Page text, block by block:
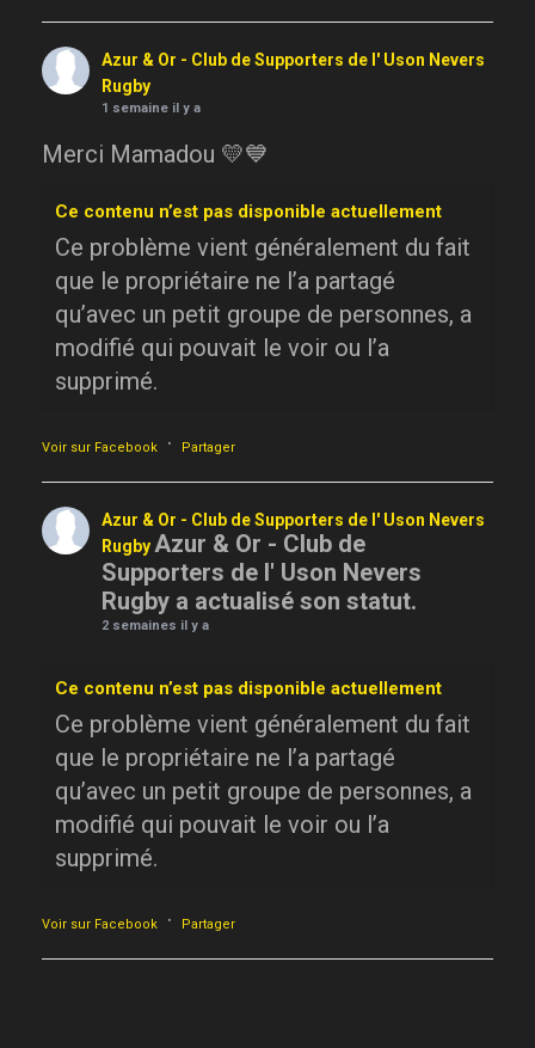
Azur & Or - Club de Supporters de l' Uson Nevers
Rugby
1 semaine il y a
Merci Mamadou 💛💙
Ce contenu n’est pas disponible actuellement
Ce problème vient généralement du fait
que le propriétaire ne l’a partagé
qu’avec un petit groupe de personnes, a
modifié qui pouvait le voir ou l’a
supprimé.
Voir sur Facebook · Partager
Azur & Or - Club de Supporters de l' Uson Nevers
RugbyAzur & Or - Club de
Supporters de l' Uson Nevers
Rugby a actualisé son statut.
2 semaines il y a
Ce contenu n’est pas disponible actuellement
Ce problème vient généralement du fait
que le propriétaire ne l’a partagé
qu’avec un petit groupe de personnes, a
modifié qui pouvait le voir ou l’a
supprimé.
Voir sur Facebook · Partager